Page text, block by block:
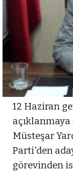
12 Haziran
açıklanmaya
Müsteşar
Parti'den
görevinden